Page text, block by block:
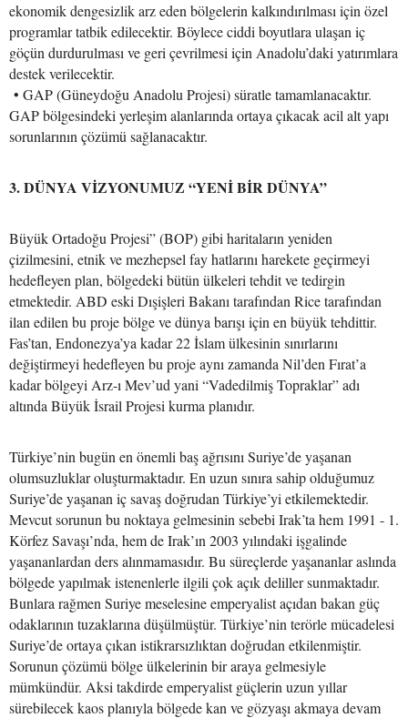
ekonomik dengesizlik arz eden bölgelerin kalkındırılması için özel
programlar tatbik edilecektir. Böylece ciddi boyutlara ulaşan iç
göçün durdurulması ve geri çevrilmesi için Anadolu’daki yatırımlara
destek verilecektir.
• GAP (Güneydoğu Anadolu Projesi) süratle tamamlanacaktır.
GAP bölgesindeki yerleşim alanlarında ortaya çıkacak acil alt yapı
sorunlarının çözümü sağlanacaktır.
3. DÜNYA VİZYONUMUZ “YENİ BİR DÜNYA”
Büyük Ortadoğu Projesi” (BOP) gibi haritaların yeniden
çizilmesini, etnik ve mezhepsel fay hatlarını harekete geçirmeyi
hedefleyen plan, bölgedeki bütün ülkeleri tehdit ve tedirgin
etmektedir. ABD eski Dışişleri Bakanı tarafından Rice tarafından
ilan edilen bu proje bölge ve dünya barışı için en büyük tehdittir.
Fas’tan, Endonezya’ya kadar 22 İslam ülkesinin sınırlarını
değiştirmeyi hedefleyen bu proje aynı zamanda Nil’den Fırat’a
kadar bölgeyi Arz-ı Mev’ud yani “Vadedilmiş Topraklar” adı
altında Büyük İsrail Projesi kurma planıdır.
Türkiye’nin bugün en önemli baş ağrısını Suriye’de yaşanan
olumsuzluklar oluşturmaktadır. En uzun sınıra sahip olduğumuz
Suriye’de yaşanan iç savaş doğrudan Türkiye’yi etkilemektedir.
Mevcut sorunun bu noktaya gelmesinin sebebi Irak’ta hem 1991 - 1.
Körfez Savaşı’nda, hem de Irak’ın 2003 yılındaki işgalinde
yaşananlardan ders alınmamasıdır. Bu süreçlerde yaşananlar aslında
bölgede yapılmak istenenlerle ilgili çok açık deliller sunmaktadır.
Bunlara rağmen Suriye meselesine emperyalist açıdan bakan güç
odaklarının tuzaklarına düşülmüştür. Türkiye’nin terörle mücadelesi
Suriye’de ortaya çıkan istikrarsızlıktan doğrudan etkilenmiştir.
Sorunun çözümü bölge ülkelerinin bir araya gelmesiyle
mümkündür. Aksi takdirde emperyalist güçlerin uzun yıllar
sürebilecek kaos planıyla bölgede kan ve gözyaşı akmaya devam